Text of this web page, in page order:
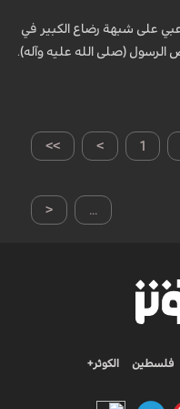
على شبهة رضاع الكبير في
(صلى الله عليه وآله).
>> > 1
...
<
فلسطين الكوثر+